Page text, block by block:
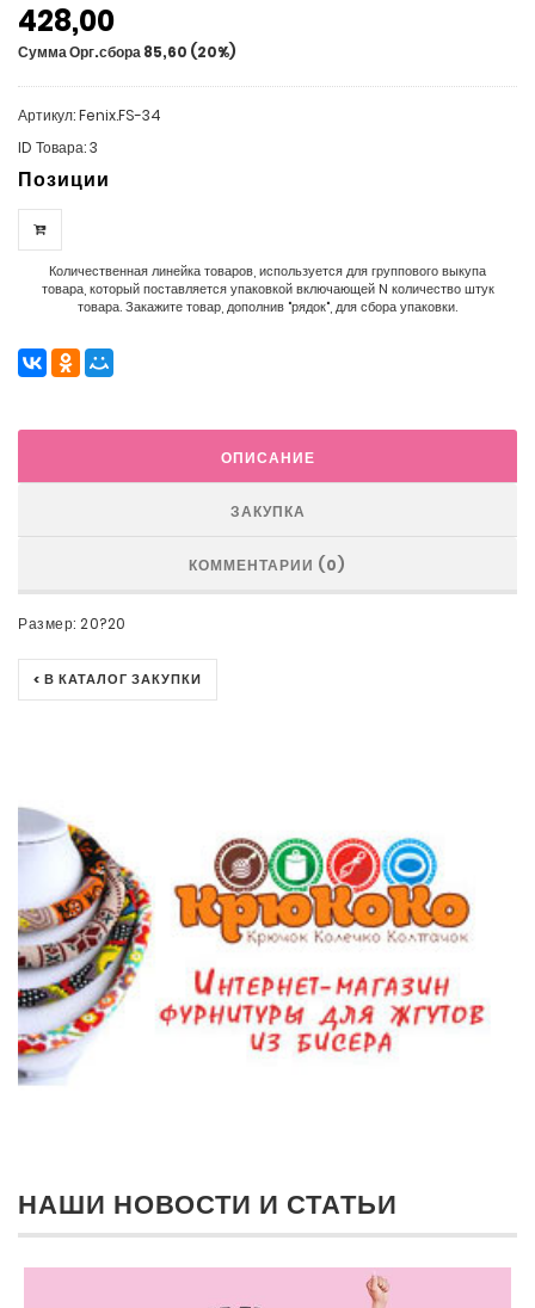
428,00
Сумма Орг.сбора 85,60 (20%)
Артикул: Fenix.FS-34
ID Товара: 3
Позиции
Количественная линейка товаров, используется для группового выкупа
товара, который поставляется упаковкой включающей N количество штук
товара. Закажите товар, дополнив "рядок", для сбора упаковки.
ОПИСАНИЕ
ЗАКУПКА
КОММЕНТАРИИ (0)
Размер: 20?20
< В КАТАЛОГ ЗАКУПКИ
НАШИ НОВОСТИ И СТАТЬИ